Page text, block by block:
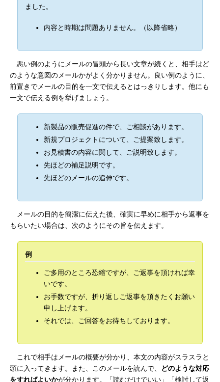
ました。
内容と時期は問題ありません。（以降省略）
悪い例のようにメールの冒頭から長い文章が続くと、相手はど
のような意図のメールかがよく分かりません。良い例のように、
前置きでメールの目的を一文で伝えるとはっきりします。他にも
一文で伝える例を挙げましょう。
新製品の販売促進の件で、ご相談があります。
新規プロジェクトについて、ご提案致します。
お見積書の内容に関して、ご説明致します。
先ほどの補足説明です。
先ほどのメールの追伸です。
メールの目的を簡潔に伝えた後、確実に早めに相手から返事を
もらいたい場合は、次のようにその旨を伝えます。
例
ご多用のところ恐縮ですが、ご返事を頂ければ幸
いです。
お手数ですが、折り返しご返事を頂きたくお願い
申し上げます。
それでは、ご回答をお待ちしております。
これで相手はメールの概要が分かり、本文の内容がスラスラと
頭に入ってきます。また、このメールを読んで、
どのような対応
をすればよいかが分かります。「読むだけでいい」「検討して返